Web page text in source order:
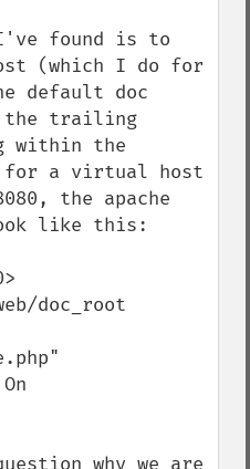
found is to
(which I do for
default doc
the trailing
within the
a virtual host
the apache
like this:
why we are